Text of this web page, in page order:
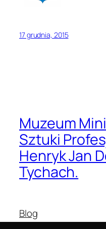
17 grudnia, 2015
Muzeum
Sztuki
Henryk Jan
Tychach.
Blog
O nas